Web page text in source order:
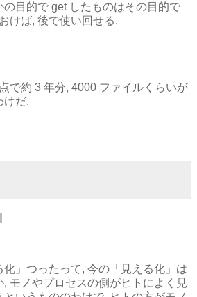
の目的で get したものはその目的で
けば, 後で使い回せる.
で約 3 年分, 4000 ファイルくらいが
けだ.
化」つったって, 今の「見える化」は
, モノやプロセスの側がヒトによく見